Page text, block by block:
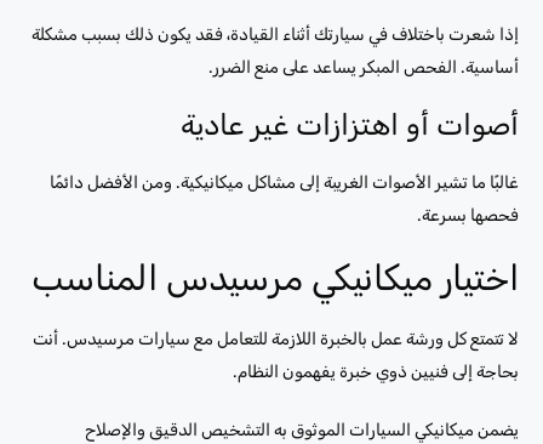
إذا شعرت باختلاف في سيارتك أثناء القيادة، فقد يكون ذلك بسبب مشكلة
أساسية. الفحص المبكر يساعد على منع الضرر.
أصوات أو اهتزازات غير عادية
غالبًا ما تشير الأصوات الغريبة إلى مشاكل ميكانيكية. ومن الأفضل دائمًا
فحصها بسرعة.
اختيار ميكانيكي مرسيدس المناسب
لا تتمتع كل ورشة عمل بالخبرة اللازمة للتعامل مع سيارات مرسيدس. أنت
بحاجة إلى فنيين ذوي خبرة يفهمون النظام.
يضمن ميكانيكي السيارات الموثوق به التشخيص الدقيق والإصلاح